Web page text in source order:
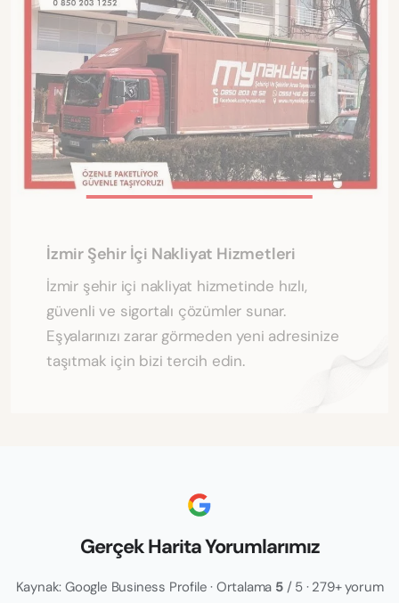
İzmir şehir içi nakliyat hizmetinde hızlı,
güvenli ve sigortalı çözümler sunar.
Eşyalarınızı zarar görmeden yeni adresinize
taşıtmak için bizi tercih edin.
Gerçek Harita Yorumlarımız
Kaynak: Google Business Profile · Ortalama 5/ 5 · 279+ yorum